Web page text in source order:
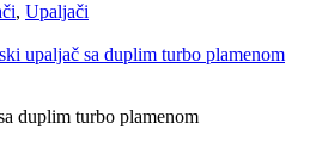
, Upaljači
upaljač sa duplim turbo plamenom
duplim turbo plamenom